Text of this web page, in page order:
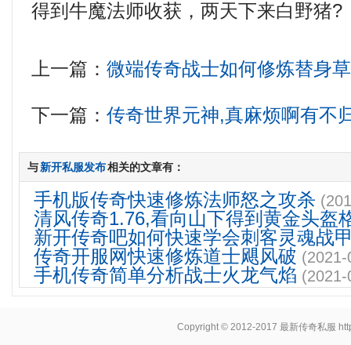
得到牛魔法师收获，两天下来白野猪?
上一篇：微端传奇战士如何修炼替身
下一篇：传奇世界元神,真麻烦啊有不
与新开私服发布相关的文章有：
手机版传奇快速修炼法师怒之攻杀
清风传奇1.76,看向山下得到黄金头盔
新开传奇吧如何快速学会刺客灵魂战
传奇开服网快速修炼道士飓风破
手机传奇简单分析战士火龙气焰
Copyright © 2012-2017最新传奇私服